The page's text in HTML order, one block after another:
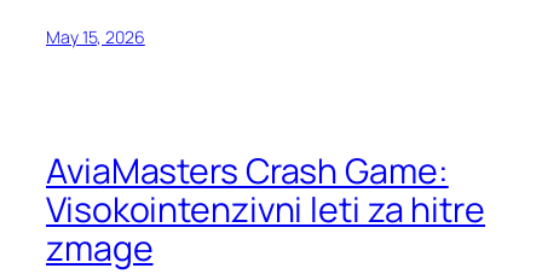
May 15, 2026
AviaMasters Crash Game:
Visokointenzivni leti za hitre
zmage